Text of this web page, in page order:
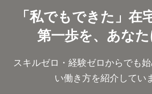
「私でもできた」在
第一歩を、あなた
スキルゼロ・経験ゼロからでも
い働き方を紹介してい